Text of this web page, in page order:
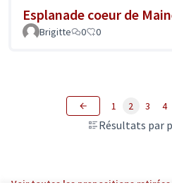
Esplanade coeur de
Brigitte 0 0
Résultats par
1 2 3 4
Voir toutes les propositions retirées